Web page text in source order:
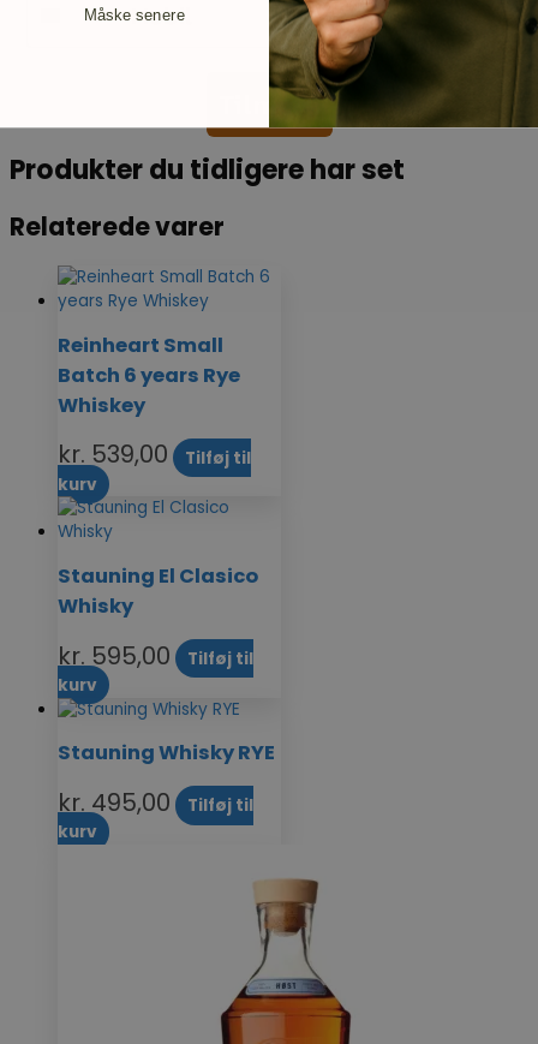
Tilmeld
Produkter du tidligere har set
Relaterede varer
Reinheart Small
Batch 6 years Rye
Whiskey
kr. 539,00
Tilføj til
kurv
Stauning El Clasico
Whisky
kr. 595,00
Tilføj til
kurv
Stauning Whisky RYE
kr. 495,00
Tilføj til
kurv
Måske senere